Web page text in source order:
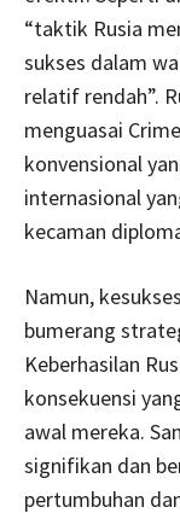
“taktik Rusia
sukses dalam
relatif rendah”.
menguasai
konvensional
internasional
kecaman
Namun,
bumerang
Keberhasilan
konsekuensi
awal mereka.
signifikan dan
pertumbuhan